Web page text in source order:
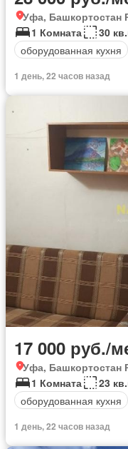
Уфа, Башкортостан
1 Комната
30
оборудованная кухня
1 день, 22 часов назад
17 000 руб./
Уфа, Башкортостан
1 Комната
23
оборудованная кухня
1 день, 22 часов назад